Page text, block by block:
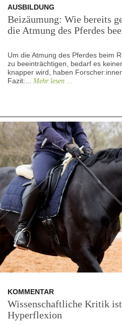
AUSBILDUNG
Beizäumung: Wie bereits
die Atmung des Pferdes
Um die Atmung des Pferdes beim
zu beeinträchtigen, bedarf es
knapper wird, haben
Fazit:... Mehr lesen ...
KOMMENTAR
Wissenschaftliche Kritik
Hyperflexion